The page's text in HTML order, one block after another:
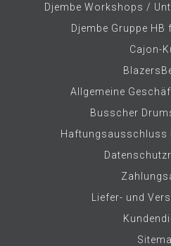
Djembe Workshops /
Djembe Gruppe
Cajon-
Allgemeine
Busscher
Haftungsausschluss
Liefer- und